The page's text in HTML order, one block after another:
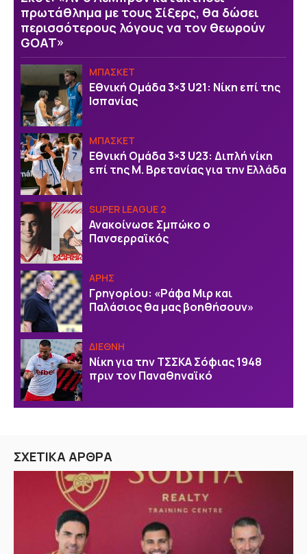
πρωτάθλημα με τους Σίξερς, θα δώσει
περισσότερους λόγους να τον θεωρούν
GOAT»
ΜΠΑΣΚΕΤ
Εθνική Ομάδα 3×3 U21: Νίκη επί της
Ισπανίας
ΜΠΑΣΚΕΤ
Εθνική Ομάδα 3×3 U23: Διπλή νίκη
επί της Μ. Βρετανίας για την Ελλάδα
SUPER LEAGUE 2
Ανακοίνωσε Σμπώκο ο
Πανσερραϊκός
ΑΡΗΣ
Γρηγορίου: «Ράφα Μιρ και
Παλάσιος θα μας βοηθήσουν»
ΔΙΕΘΝΗ
Νίκη για την ΤΣΣΚΑ Σόφιας 1948
πριν τον Παναθηναϊκό
ΣΧΕΤΙΚΑ ΑΡΘΡΑ